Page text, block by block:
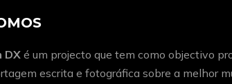
DX é um projecto que tem como objectivo
escrita e fotográfica sobre a melhor